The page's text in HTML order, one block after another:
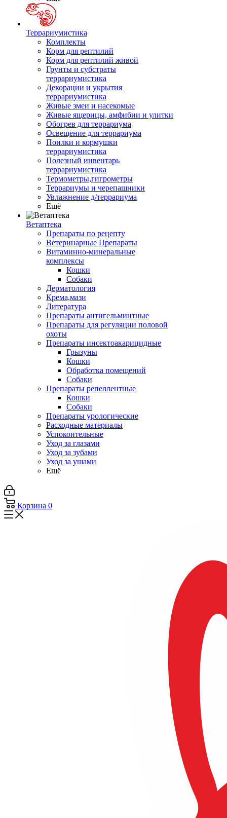
Террариумистика
Комплекты
Корм для рептилий
Корм для рептилий живой
Грунты и субстраты
террариумистика
Декорации и укрытия
террариумистика
Живые змеи и насекомые
Живые ящерицы, амфибии и улитки
Обогрев для террариума
Освещение для террариума
Поилки и кормушки
террариумистика
Полезный инвентарь
террариумистика
Термометры,гигрометры
Террариумы и черепашники
Увлажнение д/террариума
Ещё
Ветаптека
Препараты по рецепту
Ветеринарные Препараты
Витаминно-минеральные
комплексы
Кошки
Собаки
Дерматология
Крема,мази
Литература
Препараты антигельминтные
Препараты для регуляции половой
охоты
Препараты инсектоакарицидные
Грызуны
Кошки
Обработка помещений
Собаки
Препараты репеллентные
Кошки
Собаки
Препараты урологические
Расходные материалы
Успокоительные
Уход за глазами
Уход за зубами
Уход за ушами
Ещё
Корзина 0